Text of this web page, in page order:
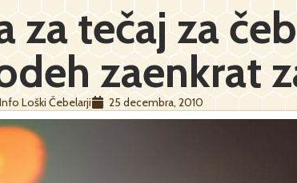
za tečaj za
zaenkrat
Info Loški Čebelarji 25 decembra, 2010